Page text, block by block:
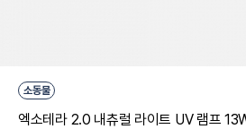
소동물
엑소테라 2.0 내츄럴 라이트 UV 램프